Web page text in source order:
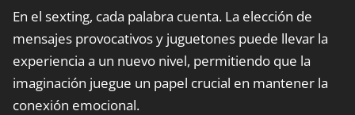
En el sexting, cada palabra cuenta. La elección de
mensajes provocativos y juguetones puede llevar la
experiencia a un nuevo nivel, permitiendo que la
imaginación juegue un papel crucial en mantener la
conexión emocional.